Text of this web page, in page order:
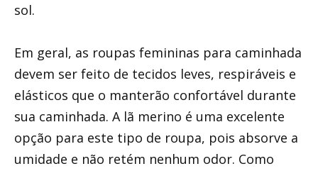
sol.
Em geral, as roupas femininas para caminhada
devem ser feito de tecidos leves, respiráveis ​​e
elásticos que o manterão confortável durante
sua caminhada. A lã merino é uma excelente
opção para este tipo de roupa, pois absorve a
umidade e não retém nenhum odor. Como